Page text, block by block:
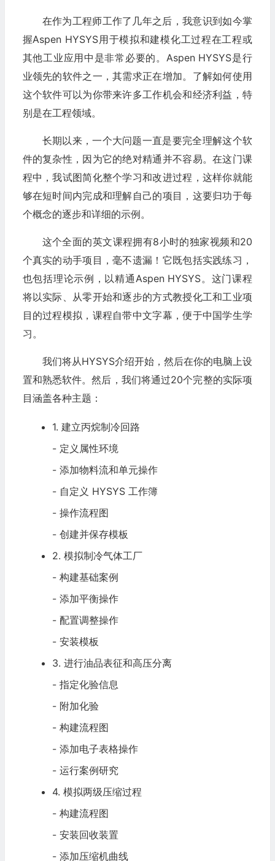
在作为工程师工作了几年之后，我意识到如今掌
握Aspen HYSYS用于模拟和建模化工过程在工程或
其他工业应用中是非常必要的。Aspen HYSYS是行
业领先的软件之一，其需求正在增加。了解如何使用
这个软件可以为你带来许多工作机会和经济利益，特
别是在工程领域。
长期以来，一个大问题一直是要完全理解这个软
件的复杂性，因为它的绝对精通并不容易。在这门课
程中，我试图简化整个学习和改进过程，这样你就能
够在短时间内完成和理解自己的项目，这要归功于每
个概念的逐步和详细的示例。
这个全面的英文课程拥有8小时的独家视频和20
个真实的动手项目，毫不遗漏！它既包括实践练习，
也包括理论示例，以精通Aspen HYSYS。这门课程
将以实际、从零开始和逐步的方式教授化工和工业项
目的过程模拟，课程自带中文字幕，便于中国学生学
习。
我们将从HYSYS介绍开始，然后在你的电脑上设
置和熟悉软件。然后，我们将通过20个完整的实际项
目涵盖各种主题：
1. 建立丙烷制冷回路
- 定义属性环境
- 添加物料流和单元操作
- 自定义 HYSYS 工作簿
- 操作流程图
- 创建并保存模板
2. 模拟制冷气体工厂
- 构建基础案例
- 添加平衡操作
- 配置调整操作
- 安装模板
3. 进行油品表征和高压分离
- 指定化验信息
- 附加化验
- 构建流程图
- 添加电子表格操作
- 运行案例研究
4. 模拟两级压缩过程
- 构建流程图
- 安装回收装置
- 添加压缩机曲线